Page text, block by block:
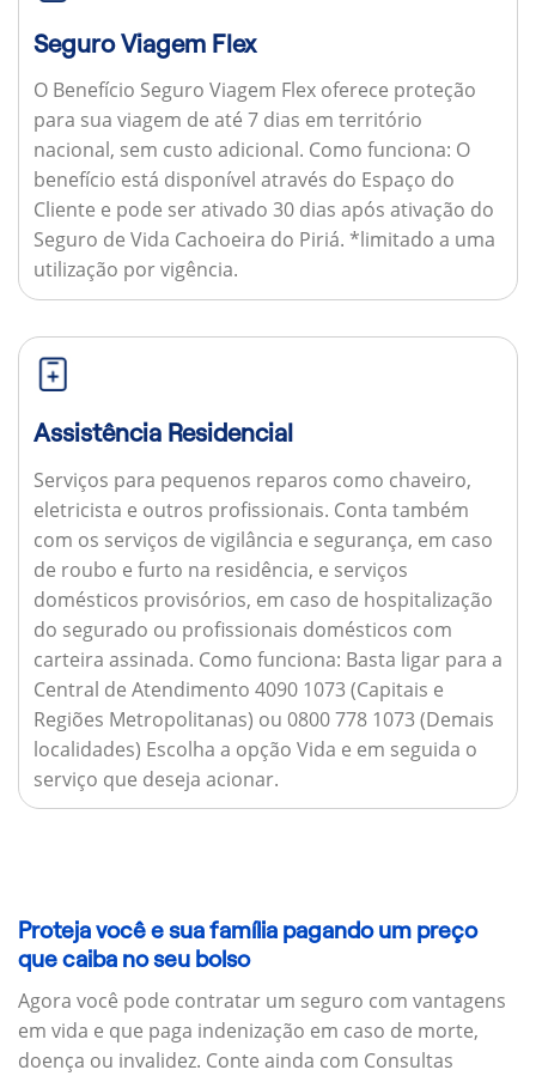
Seguro Viagem Flex
O Benefício Seguro Viagem Flex oferece proteção
para sua viagem de até 7 dias em território
nacional, sem custo adicional. Como funciona: O
benefício está disponível através do Espaço do
Cliente e pode ser ativado 30 dias após ativação do
Seguro de Vida Cachoeira do Piriá. *limitado a uma
utilização por vigência.
Assistência Residencial
Serviços para pequenos reparos como chaveiro,
eletricista e outros profissionais. Conta também
com os serviços de vigilância e segurança, em caso
de roubo e furto na residência, e serviços
domésticos provisórios, em caso de hospitalização
do segurado ou profissionais domésticos com
carteira assinada. Como funciona: Basta ligar para a
Central de Atendimento 4090 1073 (Capitais e
Regiões Metropolitanas) ou 0800 778 1073 (Demais
localidades) Escolha a opção Vida e em seguida o
serviço que deseja acionar.
Proteja você e sua família pagando um preço
que caiba no seu bolso
Agora você pode contratar um seguro com vantagens
em vida e que paga indenização em caso de morte,
doença ou invalidez. Conte ainda com Consultas